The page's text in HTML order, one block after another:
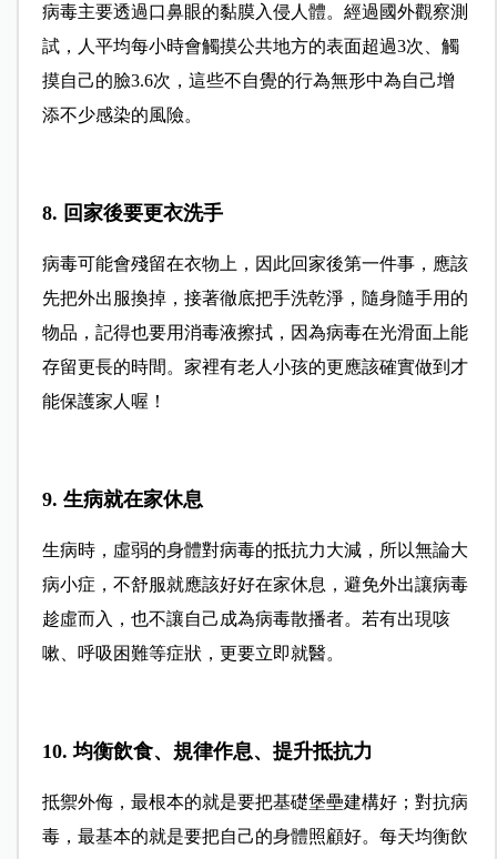
病毒主要透過口鼻眼的黏膜入侵人體。經過國外觀察測
試，人平均每小時會觸摸公共地方的表面超過3次、觸
摸自己的臉3.6次，這些不自覺的行為無形中為自己增
添不少感染的風險。
8. 回家後要更衣洗手
病毒可能會殘留在衣物上，因此回家後第一件事，應該
先把外出服換掉，接著徹底把手洗乾淨，隨身隨手用的
物品，記得也要用消毒液擦拭，因為病毒在光滑面上能
存留更長的時間。家裡有老人小孩的更應該確實做到才
能保護家人喔！
9. 生病就在家休息
生病時，虛弱的身體對病毒的抵抗力大減，所以無論大
病小症，不舒服就應該好好在家休息，避免外出讓病毒
趁虛而入，也不讓自己成為病毒散播者。若有出現咳
嗽、呼吸困難等症狀，更要立即就醫。
10. 均衡飲食、規律作息、提升抵抗力
抵禦外侮，最根本的就是要把基礎堡壘建構好；對抗病
毒，最基本的就是要把自己的身體照顧好。每天均衡飲